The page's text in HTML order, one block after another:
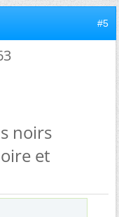
#5
noirs
et